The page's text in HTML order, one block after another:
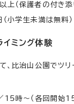
上（保護者の付き添
小学生未満は無料）
ミング体験
、比治山公園でツリ
15時～（各回開始